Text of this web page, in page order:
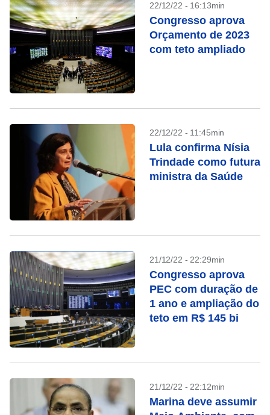
22/12/22 - 16:13min
Congresso aprova
Orçamento de 2023
com teto ampliado
22/12/22 - 11:45min
Lula confirma Nísia
Trindade como futura
ministra da Saúde
21/12/22 - 22:29min
Congresso aprova
PEC com duração de
1 ano e ampliação do
teto em R$ 145 bi
21/12/22 - 22:12min
Marina deve assumir